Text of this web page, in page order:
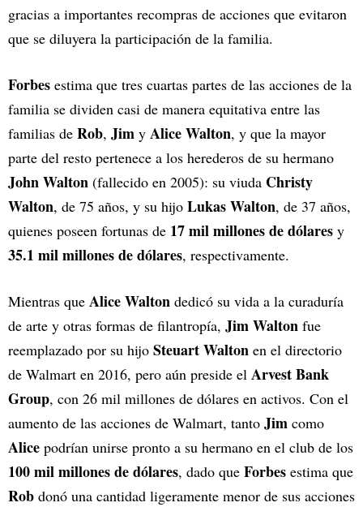
gracias a importantes recompras de acciones que evitaron
que se diluyera la participación de la familia.
Forbes estima que tres cuartas partes de las acciones de la
familia se dividen casi de manera equitativa entre las
familias de Rob, Jim y Alice Walton, y que la mayor
parte del resto pertenece a los herederos de su hermano
John Walton (fallecido en 2005): su viuda Christy
Walton, de 75 años, y su hijo Lukas Walton, de 37 años,
quienes poseen fortunas de 17 mil millones de dólares y
35.1 mil millones de dólares, respectivamente.
Mientras que Alice Walton dedicó su vida a la curaduría
de arte y otras formas de filantropía, Jim Walton fue
reemplazado por su hijo Steuart Walton en el directorio
de Walmart en 2016, pero aún preside el Arvest Bank
Group, con 26 mil millones de dólares en activos. Con el
aumento de las acciones de Walmart, tanto Jim como
Alice podrían unirse pronto a su hermano en el club de los
100 mil millones de dólares, dado que Forbes estima que
Rob donó una cantidad ligeramente menor de sus acciones